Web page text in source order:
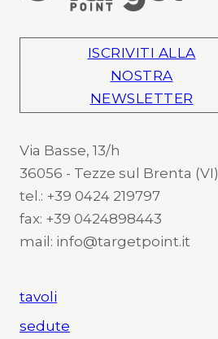
ISCRIVITI ALLA
NOSTRA
NEWSLETTER
Via Basse, 13/h
36056 - Tezze sul Brenta (VI)
tel.: +39 0424 219797
fax: +39 0424898443
mail: info@targetpoint.it
tavoli
sedute